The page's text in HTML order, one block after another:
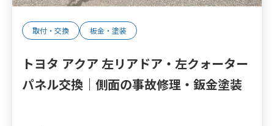
取付・交換 板金・塗装
トヨタ アクア 左リアドア・左クォーター
パネル交換｜側面の事故修理・鈑金塗装